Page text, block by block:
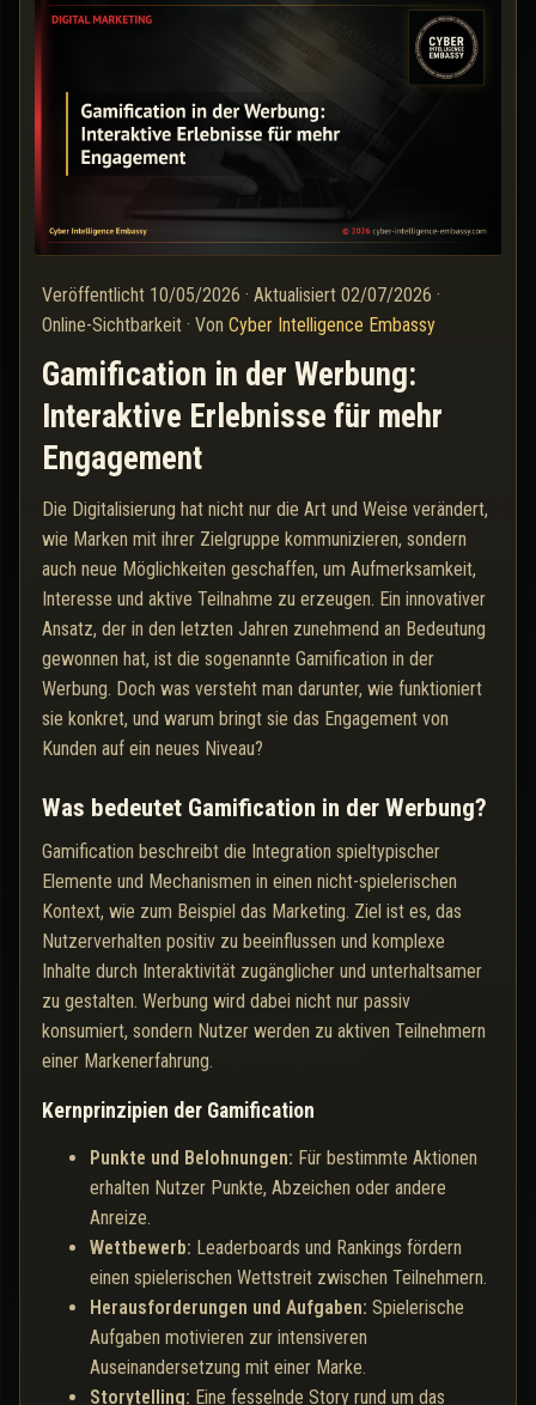
Veröffentlicht 10/05/2026 · Aktualisiert 02/07/2026 ·
Online-Sichtbarkeit · Von Cyber Intelligence Embassy
Gamification in der Werbung:
Interaktive Erlebnisse für mehr
Engagement
Die Digitalisierung hat nicht nur die Art und Weise verändert,
wie Marken mit ihrer Zielgruppe kommunizieren, sondern
auch neue Möglichkeiten geschaffen, um Aufmerksamkeit,
Interesse und aktive Teilnahme zu erzeugen. Ein innovativer
Ansatz, der in den letzten Jahren zunehmend an Bedeutung
gewonnen hat, ist die sogenannte Gamification in der
Werbung. Doch was versteht man darunter, wie funktioniert
sie konkret, und warum bringt sie das Engagement von
Kunden auf ein neues Niveau?
Was bedeutet Gamification in der Werbung?
Gamification beschreibt die Integration spieltypischer
Elemente und Mechanismen in einen nicht-spielerischen
Kontext, wie zum Beispiel das Marketing. Ziel ist es, das
Nutzerverhalten positiv zu beeinflussen und komplexe
Inhalte durch Interaktivität zugänglicher und unterhaltsamer
zu gestalten. Werbung wird dabei nicht nur passiv
konsumiert, sondern Nutzer werden zu aktiven Teilnehmern
einer Markenerfahrung.
Kernprinzipien der Gamification
Punkte und Belohnungen: Für bestimmte Aktionen
erhalten Nutzer Punkte, Abzeichen oder andere
Anreize.
Wettbewerb: Leaderboards und Rankings fördern
einen spielerischen Wettstreit zwischen Teilnehmern.
Herausforderungen und Aufgaben: Spielerische
Aufgaben motivieren zur intensiveren
Auseinandersetzung mit einer Marke.
Storytelling: Eine fesselnde Story rund um das